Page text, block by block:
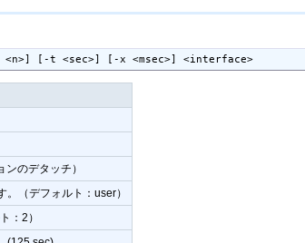
[-t <sec>] [-x <msec>] <interface>
のデタッチ）
（デフォルト：user）
：2）